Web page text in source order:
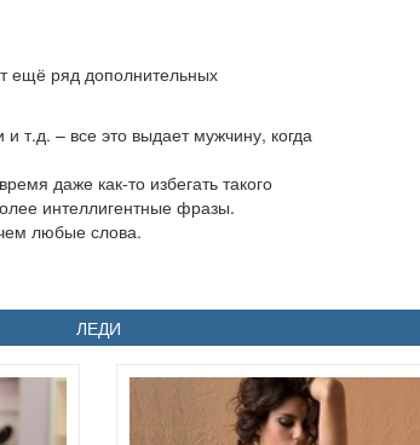
ещё ряд дополнительных
т.д. – все это выдает мужчину, когда
даже как-то избегать такого
интеллигентные фразы.
любые слова.
ЛЕДИ